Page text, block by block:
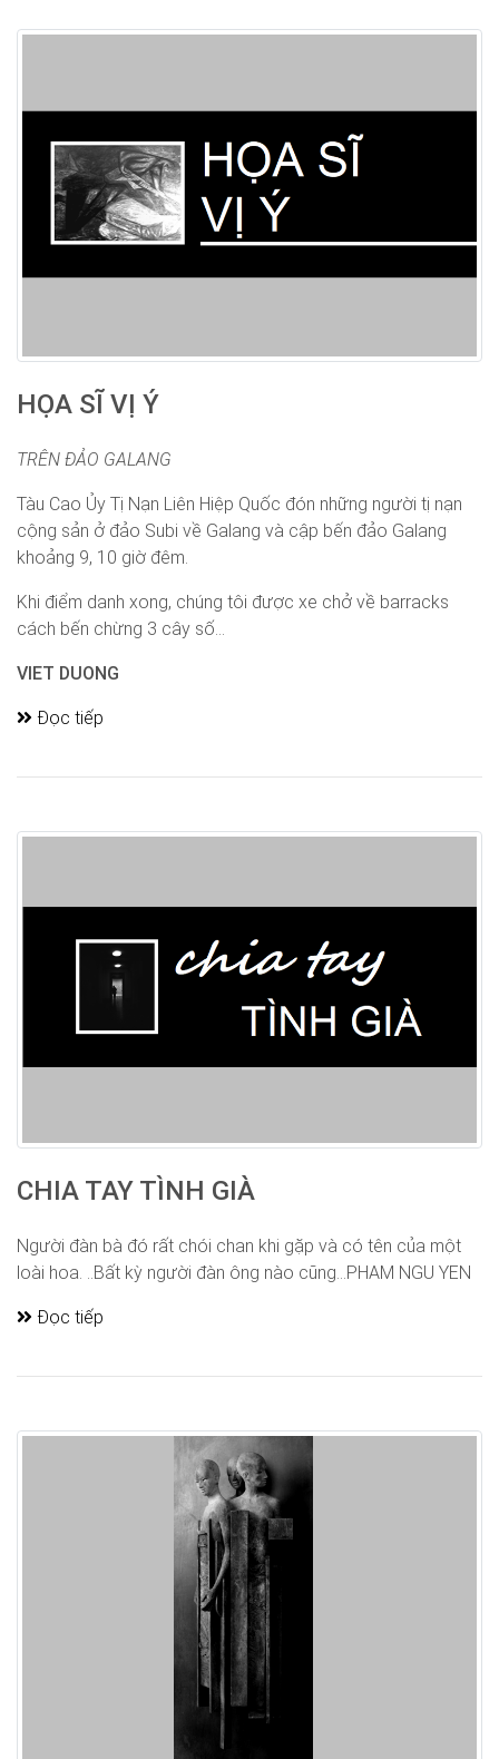
HỌA SĨ VỊ Ý
TRÊN ĐẢO GALANG
Tàu Cao Ủy Tị Nạn Liên Hiệp Quốc đón những người tị nạn
cộng sản ở đảo Subi về Galang và cập bến đảo Galang
khoảng 9, 10 giờ đêm.
Khi điểm danh xong, chúng tôi được xe chở về barracks
cách bến chừng 3 cây số...
VIET DUONG
Đọc tiếp
CHIA TAY TÌNH GIÀ
Người đàn bà đó rất chói chan khi gặp và có tên của một
loài hoa. ..Bất kỳ người đàn ông nào cũng...PHAM NGU YEN
Đọc tiếp